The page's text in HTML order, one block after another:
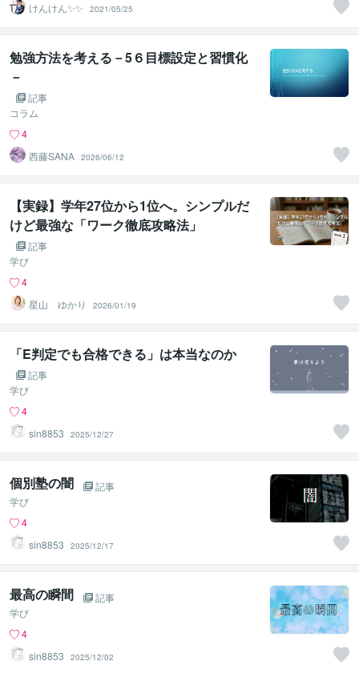
けんけん✨✨
2021/05/25
勉強方法を考える－5６目標設定と習慣化
－
記事
コラム
4
西藤SANA 2026/06/12
【実録】学年27位から1位へ。シンプルだ
けど最強な「ワーク徹底攻略法」
記事
学び
4
星山 ゆかり
2026/01/19
「E判定でも合格できる」は本当なのか
記事
学び
4
sin8853
2025/12/27
個別塾の闇
記事
学び
4
sin8853
2025/12/17
最高の瞬間
記事
学び
4
sin8853
2025/12/02